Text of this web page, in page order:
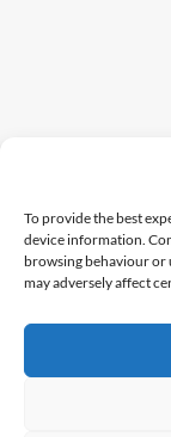
To provide the best
device information.
browsing behaviour or
may adversely affect